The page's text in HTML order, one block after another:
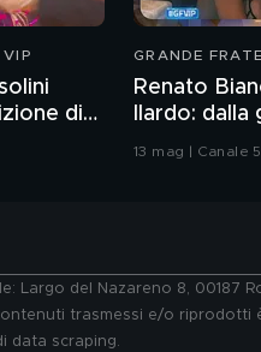
VIP
di
GRANDE
Renato
Ilardo: dalla
13 mag | Canale 5
Largo del Nazareno 8,
trasmessi e/o
data scraping.